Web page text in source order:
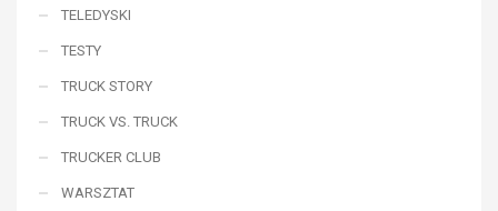
TELEDYSKI
TESTY
TRUCK STORY
TRUCK VS. TRUCK
TRUCKER CLUB
WARSZTAT